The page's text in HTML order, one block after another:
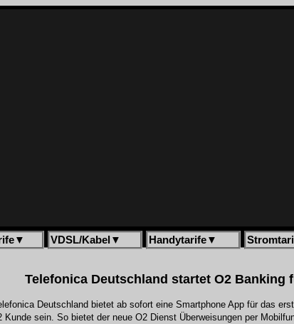
▼ VDSL/Kabel ▼ Handytarife▼
Telefonica Deutschland startet O2 Banking
Deutschland bietet ab sofort eine Smartphone App für das
Kunde sein. So bietet der neue O2 Dienst Überweisungen per